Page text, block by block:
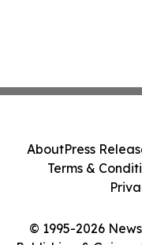
© 1995-2026
AboutPress
Terms &